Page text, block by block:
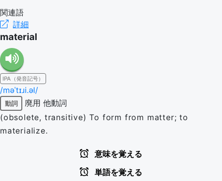
関連語
詳細
material
IPA（発音記号）
/məˈtɪɹi.əl/
動詞 廃用 他動詞
(obsolete, transitive) To form from matter; to
materialize.
意味を覚える
単語を覚える